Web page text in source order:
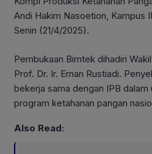
Andi Hakim Nasoetion, Kampus
Senin (21/4/2025).
Pembukaan Bimtek dihadiri
Prof. Dr. Ir. Ernan Rustiadi.
bekerja sama dengan IPB dalam
program ketahanan pangan
Also Read: